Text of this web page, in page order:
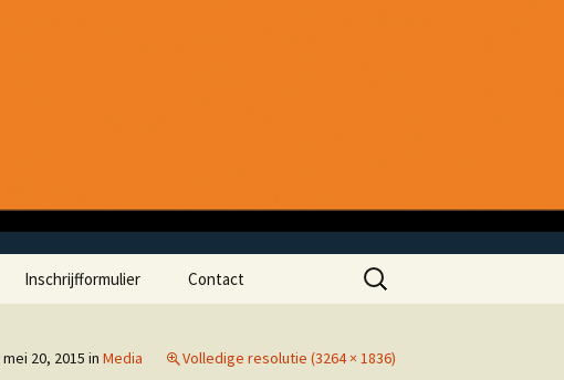
Inschrijfformulier Contact
Zoeken
naar:
mei 20, 2015 in Media Volledige resolutie (3264 × 1836)